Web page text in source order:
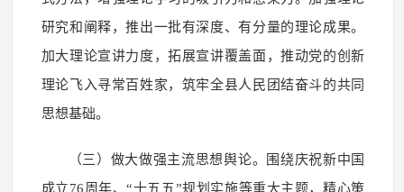
研究和阐释，推出一批有深度、有分量的理论成果。
加大理论宣讲力度，拓展宣讲覆盖面，推动党的创新
理论飞入寻常百姓家，筑牢全县人民团结奋斗的共同
思想基础。
（三）做大做强主流思想舆论。围绕庆祝新中国
成立76周年、“十五五”规划实施等重大主题，精心策